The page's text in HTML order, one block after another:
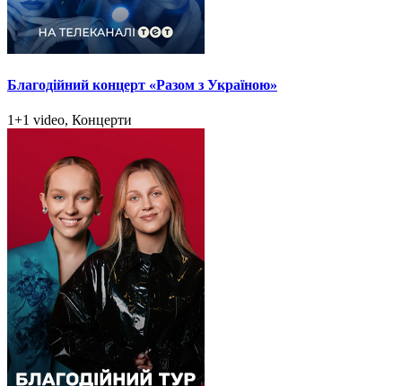
Благодійний концерт «Разом з Україною»
1+1 video, Концерти